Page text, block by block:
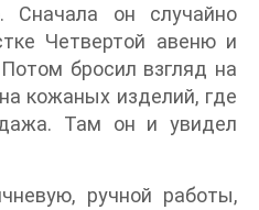
Сначала он случайно
Четвертой авеню и
бросил взгляд на
кожаных изделий, где
Там он и увидел
ручной работы,